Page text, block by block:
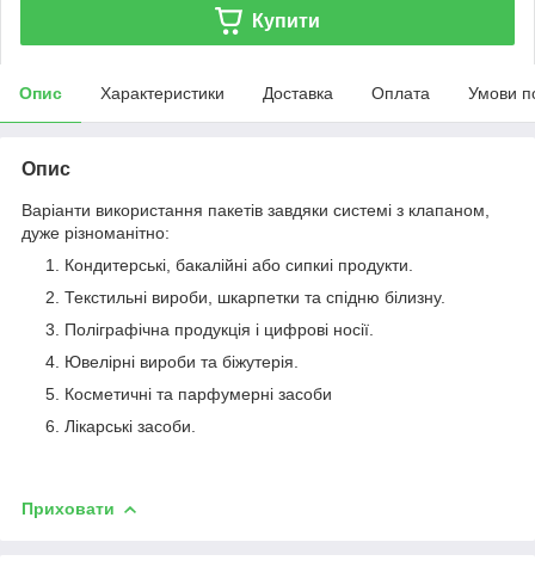
Купити
Опис Характеристики Доставка Оплата Умови
Опис
Варіанти використання пакетів завдяки системі з клапаном,
дуже різноманітно:
Кондитерські, бакалійні або сипкиі продукти.
Текстильні вироби, шкарпетки та спідню білизну.
Поліграфічна продукція і цифрові носії.
Ювелірні вироби та біжутерія.
Косметичні та парфумерні засоби
Лікарські засоби.
Приховати